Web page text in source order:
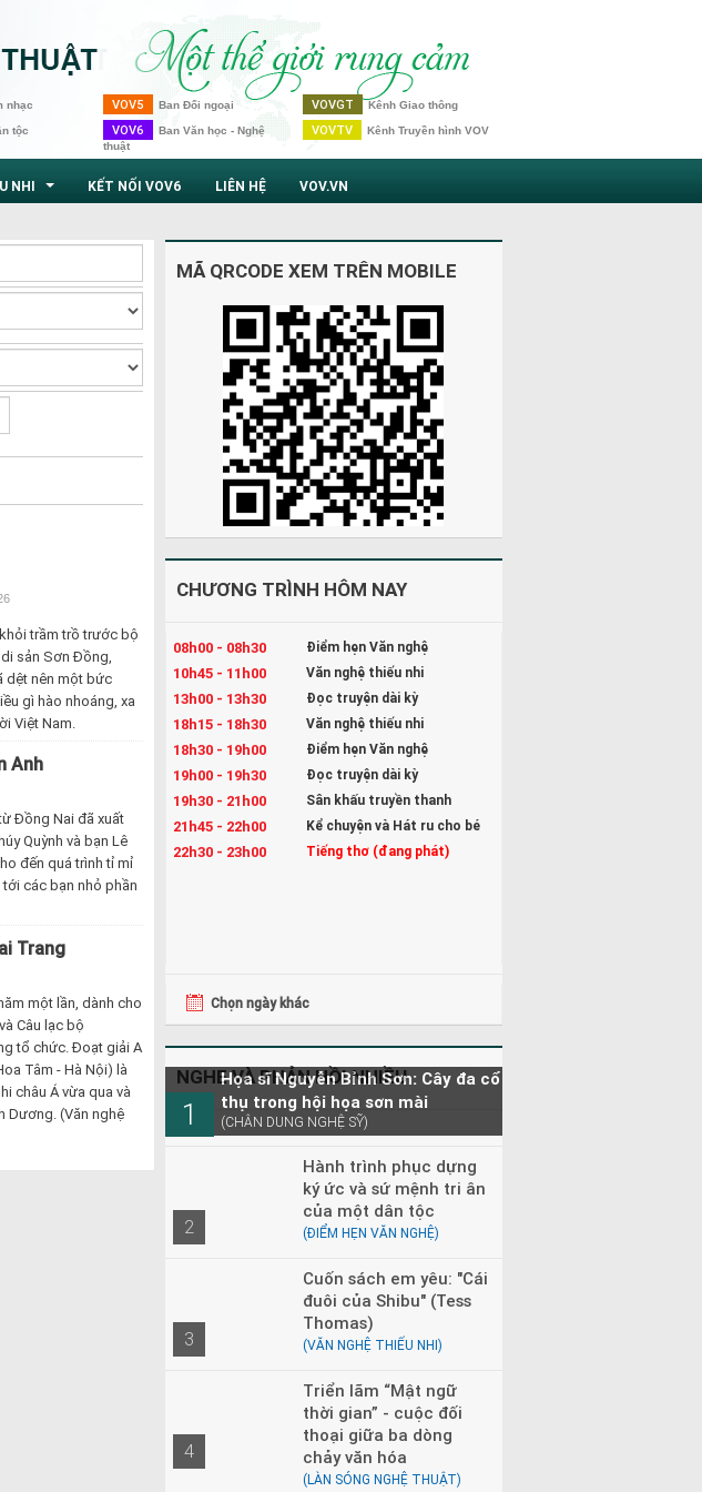
nhạc
tộc
VOV5 Ban Đối ngoại
VOV6 Ban Văn học - Nghệ
thuật
VOVGT Kênh Giao thông
VOVTV Kênh Truyền hình VOV
NHI KẾT NỐI VOV6 LIÊN HỆ VOV.VN
trầm trồ trước bộ
sản Sơn Đồng,
dệt nên một bức
gì hào nhoáng, xa
Việt Nam.
Anh
Đồng Nai đã xuất
Quỳnh và bạn Lê
đến quá trình tỉ mỉ
các bạn nhỏ phần
Trang
một lần, dành cho
Câu lạc bộ
tổ chức. Đoạt giải A
Tâm - Hà Nội) là
châu Á vừa qua và
Dương. (Văn nghệ
MÃ QRCODE XEM TRÊN MOBILE
CHƯƠNG TRÌNH HÔM NAY
08h00 - 08h30 Điểm hẹn Văn nghệ
10h45 - 11h00 Văn nghệ thiếu nhi
13h00 - 13h30 Đọc truyện dài kỳ
18h15 - 18h30 Văn nghệ thiếu nhi
18h30 - 19h00 Điểm hẹn Văn nghệ
19h00 - 19h30 Đọc truyện dài kỳ
19h30 - 21h00 Sân khấu truyền thanh
21h45 - 22h00 Kể chuyện và Hát ru cho bé
22h30 - 23h00 Tiếng thơ (đang phát)
Chọn ngày khác
NGHE VÀ PHẢN HỒI NHIỀU
1
Họa sĩ Nguyễn Bỉnh Sơn: Cây đa cổ
thụ trong hội họa sơn mài
(CHÂN DUNG NGHỆ SỸ)
2
Hành trình phục dựng
ký ức và sứ mệnh tri ân
của một dân tộc
(ĐIỂM HẸN VĂN NGHỆ)
3
Cuốn sách em yêu: "Cái
đuôi của Shibu" (Tess
Thomas)
(VĂN NGHỆ THIẾU NHI)
4
Triển lãm “Mật ngữ
thời gian” - cuộc đối
thoại giữa ba dòng
chảy văn hóa
(LÀN SÓNG NGHỆ THUẬT)